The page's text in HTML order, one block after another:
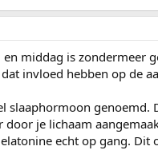
middag is zondermeer
invloed hebben op de
slaaphormoon genoemd.
je lichaam
echt op gang.